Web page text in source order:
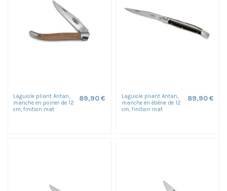
Laguiole pliant Antan,
manche en poirier de 12
cm, finition mat
89,90 €
Laguiole pliant Antan,
manche en ébène de 12
cm, finition mat
89,90 €